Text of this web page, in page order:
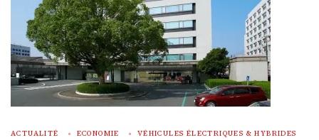
ACTUALITÉ ECONOMIE VÉHICULES ÉLECTRIQUES & HYBRIDES